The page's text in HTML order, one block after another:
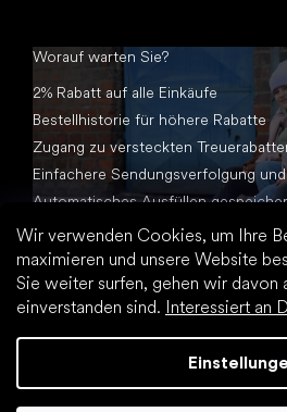
Wir verwenden Cookies, um Ihre
maximieren und unsere Website
Sie weiter surfen, gehen wir davon
einverstanden sind. Interessiert an
Worauf warten Sie?
2% Rabatt auf alle Einkäufe
Bestellhistorie für höhere Rabatte
Zugang zu versteckten
Einfachere Sendungsverfolgung
Automatisches Ausfüllen
Alle Dokumente an einem Ort
Erstellt von